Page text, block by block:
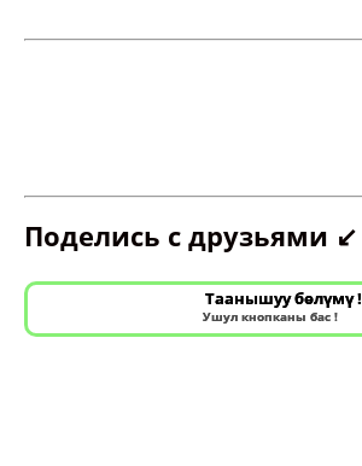
Поделись с друзьями ↙️
Таанышуу бөлүмү !
Ушул кнопканы бас !